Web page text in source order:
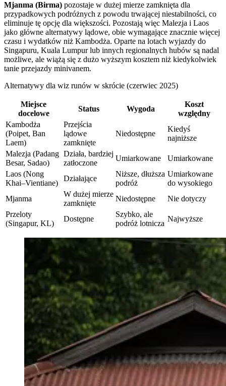
Mjanma (Birma) pozostaje w dużej mierze zamknięta dla
przypadkowych podróżnych z powodu trwającej niestabilności, co
eliminuje tę opcję dla większości. Pozostają więc Malezja i Laos
jako główne alternatywy lądowe, obie wymagające znacznie więcej
czasu i wydatków niż Kambodża. Oparte na lotach wyjazdy do
Singapuru, Kuala Lumpur lub innych regionalnych hubów są nadal
możliwe, ale wiążą się z dużo wyższym kosztem niż kiedykolwiek
tanie przejazdy minivanem.
Alternatywy dla wiz runów w skrócie (czerwiec 2025)
Miejsce
docelowe
Status Wygoda
Koszt
względny
Kambodża
(Poipet, Ban
Laem)
Przejścia
lądowe
zamknięte
Niedostępne
Kiedyś
najniższe
Malezja (Padang
Besar, Sadao)
Działa, bardziej
zatłoczone
Umiarkowane
Umiarkowane
Laos (Nong
Khai–Vientiane)
Działające
Niższe, dłuższa
podróż
Umiarkowane
do wysokiego
Mjanma
W dużej mierze
zamknięte
Niedostępne
Nie dotyczy
Przeloty
(Singapur, KL)
Dostępne
Szybko, ale
podróż lotnicza
Najwyższe